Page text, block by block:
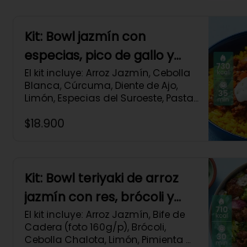
Kit: Bowl jazmín con
especias, pico de gallo y
crema de limón-82
El kit incluye: Arroz Jazmín, Cebolla
Blanca, Cúrcuma, Diente de Ajo,
Limón, Especias del Suroeste, Pasta
Sour Cream, Tomate, Receta
Grasas 32g | Proteínas 28g
$18.900
Kit: Bowl teriyaki de arroz
jazmín con res, brócoli y
cebolla-114
El kit incluye: Arroz Jazmín, Bife de
Cadera (foto 160g/p), Brócoli,
Cebolla Chalota, Limón, Pimienta